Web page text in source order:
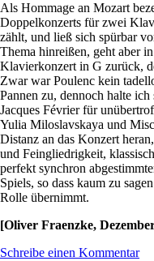
Als Hommage an Mozart
Doppelkonzerts für zwei
zählt, und ließ sich spürbar
Thema hinreißen, geht aber
Klavierkonzert in G zurück,
Zwar war Poulenc kein
Pannen zu, dennoch halte
Jacques Février für
Yulia Miloslavskaya und
Distanz an das Konzert
und Feingliedrigkeit,
perfekt synchron
Spiels, so dass kaum zu
Rolle übernimmt.
[Oliver Fraenzke,
Schreibe einen Kommentar